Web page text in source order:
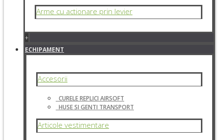
Arme cu actionare prin levier
+
ECHIPAMENT
Accesorii
CURELE REPLICI AIRSOFT
HUSE SI GENTI TRANSPORT
Articole vestimentare